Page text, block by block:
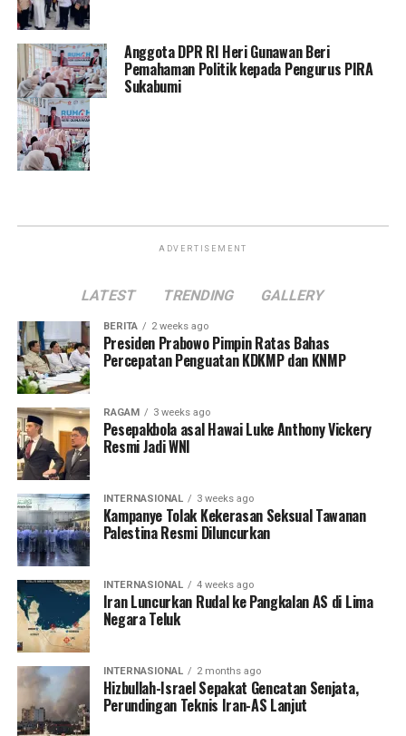
Anggota DPR RI Heri Gunawan Beri
Pemahaman Politik kepada Pengurus PIRA
Sukabumi
ADVERTISEMENT
LATEST TRENDING GALLERY
BERITA 2 weeks ago
Presiden Prabowo Pimpin Ratas Bahas
Percepatan Penguatan KDKMP dan KNMP
RAGAM 3 weeks ago
Pesepakbola asal Hawai Luke Anthony Vickery
Resmi Jadi WNI
INTERNASIONAL 3 weeks ago
Kampanye Tolak Kekerasan Seksual Tawanan
Palestina Resmi Diluncurkan
INTERNASIONAL 4 weeks ago
Iran Luncurkan Rudal ke Pangkalan AS di Lima
Negara Teluk
INTERNASIONAL 2 months ago
Hizbullah-Israel Sepakat Gencatan Senjata,
Perundingan Teknis Iran-AS Lanjut